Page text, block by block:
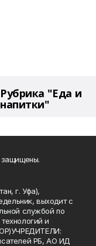
Рубрика "Еда и
напитки"
защищены.
г. Уфа),
выходит с
службой по
и
РБ, АО ИД